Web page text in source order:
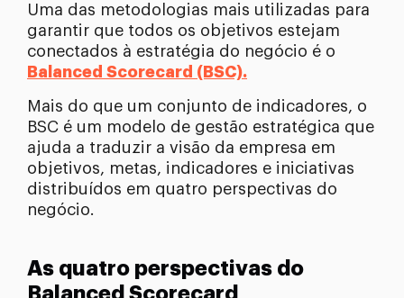
Uma das metodologias mais utilizadas para
garantir que todos os objetivos estejam
conectados à estratégia do negócio é o
Balanced Scorecard (BSC).
Mais do que um conjunto de indicadores, o
BSC é um modelo de gestão estratégica que
ajuda a traduzir a visão da empresa em
objetivos, metas, indicadores e iniciativas
distribuídos em quatro perspectivas do
negócio.
As quatro perspectivas do